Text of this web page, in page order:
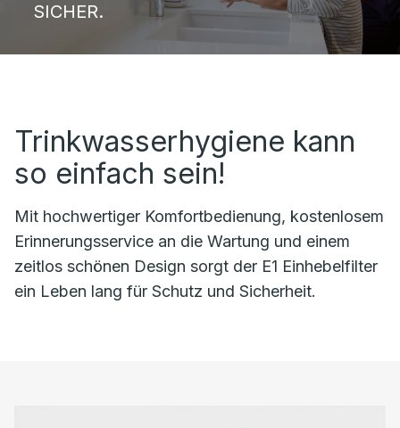
SICHER.
Trinkwasserhygiene kann
so einfach sein!
Mit hochwertiger Komfortbedienung, kostenlosem
Erinnerungsservice an die Wartung und einem
zeitlos schönen Design sorgt der E1 Einhebelfilter
ein Leben lang für Schutz und Sicherheit.